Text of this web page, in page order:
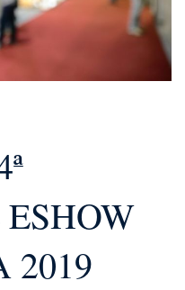
2019